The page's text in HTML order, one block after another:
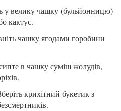
у велику чашку (бульйонницю)
кактус.
чашку ягодами горобини
в чашку суміш жолудів,
крихітний букетик з